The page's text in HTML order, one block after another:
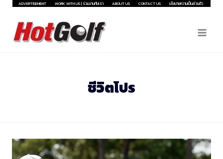
Skip
content
ADVERTISEMENT WORK WITH US | ร่วมงานกับเรา ABOUT US CONTACT US นโยบายความเป็นส่วนตัว
ชีวิตโปร